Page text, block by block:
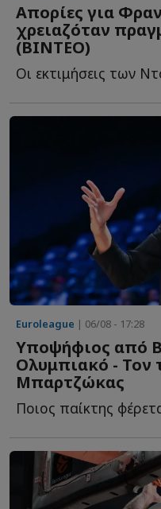
Απορίες για
χρειαζόταν
(ΒΙΝΤΕΟ)
Euroleague | 06/08 - 17:28
Υποψήφιος από
Ολυμπιακό - Τον
Μπαρτζώκας
Ποιος παίκτης